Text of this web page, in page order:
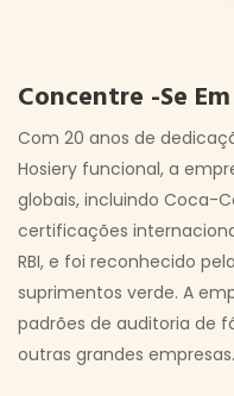
Concentre -se
Com 20 anos de
Hosiery funcional, a
globais, incluindo Coca-
certificações
RBI, e foi reconhecido
suprimentos verde. A
padrões de auditoria de
outras grandes empresas.